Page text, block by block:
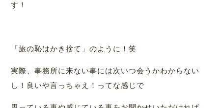
す！
「旅の恥はかき捨て」のように！笑
実際、事務所に来ない事には次いつ会うかわからない
し！良いや言っちゃえ！ってな感じで